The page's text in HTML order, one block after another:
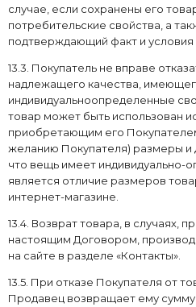
случае, если сохранены его
потребительские свойства, а
подтверждающий факт и условия
13.3. Покупатель не вправе
надлежащего качества,
индивидуальноопределенные
товар может быть использован
приобретающим его
желанию Покупателя) размеры и
что вещь имеет индивидуально-
является отличие размеров
интернет-магазине.
13.4. Возврат товара, в случаях,
настоящим Договором,
на сайте в разделе «Контакты».
13.5. При отказе Покупателя от
Продавец возвращает ему